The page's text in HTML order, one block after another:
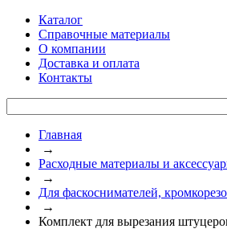
Каталог
Справочные материалы
О компании
Доставка и оплата
Контакты
Главная
→
Расходные материалы и
→
Для фаскоснимателей,
→
Комплект для вырезания